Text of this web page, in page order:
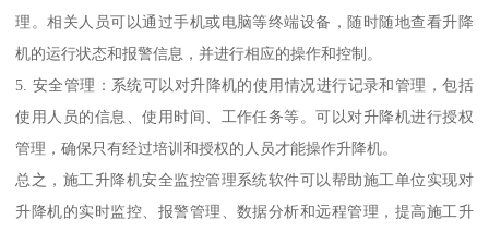
理。相关人员可以通过手机或电脑等终端设备，随时随地查看升降
机的运行状态和报警信息，并进行相应的操作和控制。
5. 安全管理：系统可以对升降机的使用情况进行记录和管理，包括
使用人员的信息、使用时间、工作任务等。可以对升降机进行授权
管理，确保只有经过培训和授权的人员才能操作升降机。
总之，施工升降机安全监控管理系统软件可以帮助施工单位实现对
升降机的实时监控、报警管理、数据分析和远程管理，提高施工升